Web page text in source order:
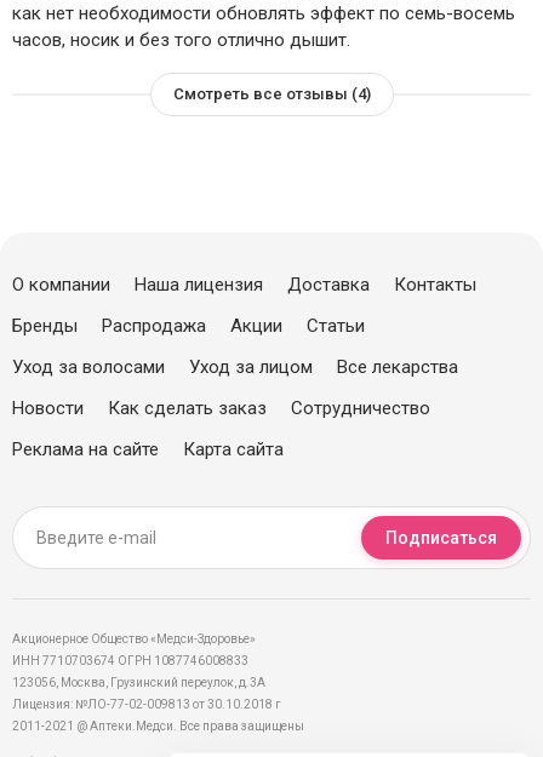
как нет необходимости обновлять эффект по семь-восемь
часов, носик и без того отлично дышит.
Смотреть все отзывы (4)
О компании Наша лицензия Доставка
Контакты
Бренды
Распродажа Акции
Статьи
Уход за волосами
Уход за лицом
Все лекарства
Новости
Как сделать заказ
Сотрудничество
Реклама на сайте
Карта сайта
Подписаться
Акционерное Общество «Медси-Здоровье»
ИНН 7710703674 ОГРН 1087746008833
123056, Москва, Грузинский переулок, д.3А
Лицензия: №ЛО-77-02-009813 от 30.10.2018 г
2011-2021 @ Аптеки.Медси. Все права защищены